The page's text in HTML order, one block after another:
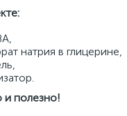
натрия в глицерине,
и полезно!